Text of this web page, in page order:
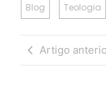
Blog Teologia
Artigo